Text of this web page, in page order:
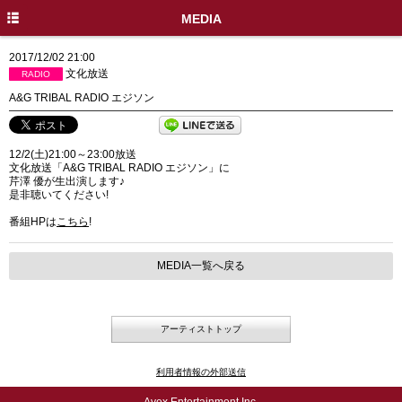
MEDIA
2017/12/02 21:00
RADIO
文化放送
A&G TRIBAL RADIO エジソン
12/2(土)21:00～23:00放送
文化放送「A&G TRIBAL RADIO エジソン」に
芹澤 優が生出演します♪
是非聴いてください!
番組HPはこちら !
MEDIA一覧へ戻る
アーティストトップ
利用者情報の外部送信
HOME
INFO
PROFILE
LIVE / EVENT
MEDIA
MOVIE